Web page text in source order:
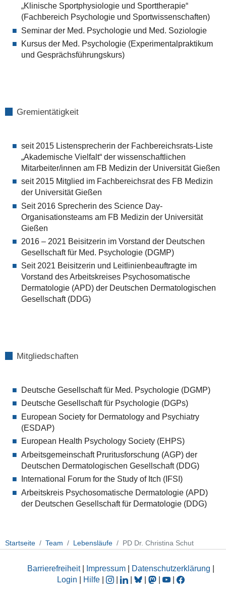
„Klinische Sportphysiologie und Sporttherapie“
(Fachbereich Psychologie und Sportwissenschaften)
Seminar der Med. Psychologie und Med. Soziologie
Kursus der Med. Psychologie (Experimentalpraktikum
und Gesprächsführungskurs)
Gremientätigkeit
seit 2015 Listensprecherin der Fachbereichsrats-Liste
„Akademische Vielfalt“ der wissenschaftlichen
Mitarbeiter/innen am FB Medizin der Universität Gießen
seit 2015 Mitglied im Fachbereichsrat des FB Medizin
der Universität Gießen
Seit 2016 Sprecherin des Science Day-
Organisationsteams am FB Medizin der Universität
Gießen
2016 – 2021 Beisitzerin im Vorstand der Deutschen
Gesellschaft für Med. Psychologie (DGMP)
Seit 2021 Beisitzerin und Leitlinienbeauftragte im
Vorstand des Arbeitskreises Psychosomatische
Dermatologie (APD) der Deutschen Dermatologischen
Gesellschaft (DDG)
Mitgliedschaften
Deutsche Gesellschaft für Med. Psychologie (DGMP)
Deutsche Gesellschaft für Psychologie (DGPs)
European Society for Dermatology and Psychiatry
(ESDAP)
European Health Psychology Society (EHPS)
Arbeitsgemeinschaft Pruritusforschung (AGP) der
Deutschen Dermatologischen Gesellschaft (DDG)
International Forum for the Study of Itch (IFSI)
Arbeitskreis Psychosomatische Dermatologie (APD)
der Deutschen Gesellschaft für Dermatologie (DDG)
Startseite Team Lebensläufe PD Dr. Christina Schut
Barrierefreiheit| Impressum Datenschutzerklärung
Login
Hilfe